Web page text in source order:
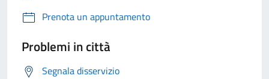
Prenota un appuntamento
Problemi in città
Segnala disservizio